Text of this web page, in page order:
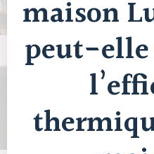
maison
peut-